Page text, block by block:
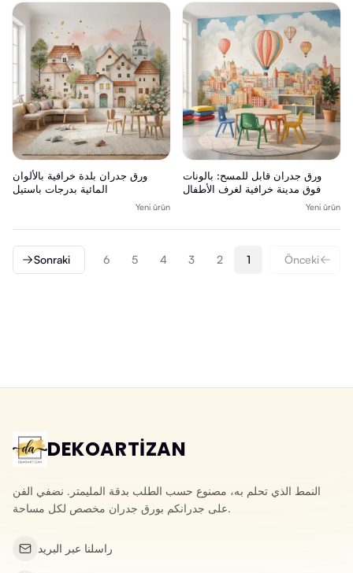
ورق جدران قابل للمسح: بالونات
فوق مدينة خرافية لغرف الأطفال
Yeni ürün
ورق جدران بلدة خرافية بالألوان
المائية بدرجات باستيل
Yeni ürün
Önceki
1
2
3
4
5
6
Sonraki
DEKOARTİZAN
النمط الذي تحلم به، مصنوع حسب الطلب بدقة المليمتر. نضفي الفن
على جدرانكم بورق جدران مخصص لكل مساحة.
راسلنا عبر البريد